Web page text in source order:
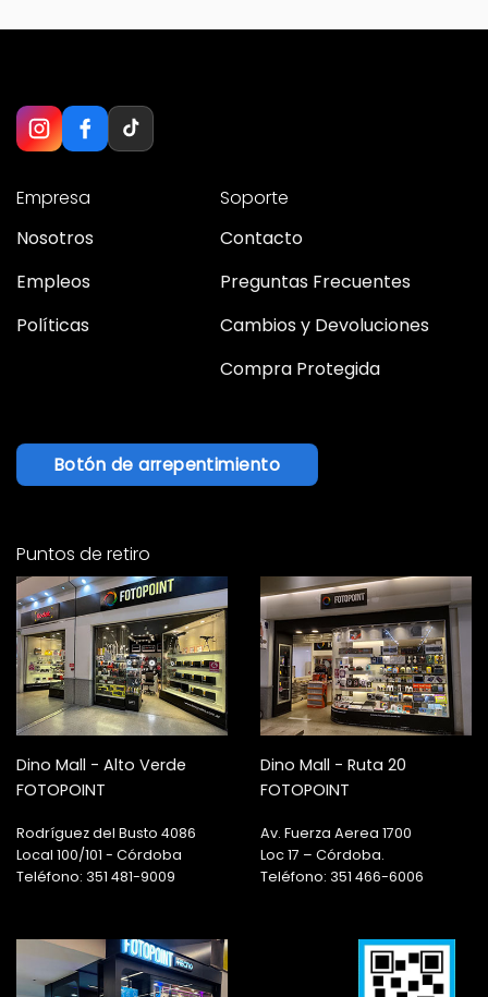
Empresa
Nosotros
Empleos
Políticas
Soporte
Contacto
Preguntas Frecuentes
Cambios y Devoluciones
Compra Protegida
Botón de arrepentimiento
Puntos de retiro
Dino Mall - Alto Verde
FOTOPOINT
Rodríguez del Busto 4086
Local 100/101 - Córdoba
Teléfono: 351 481-9009
Dino Mall - Ruta 20
FOTOPOINT
Av. Fuerza Aerea 1700
Loc 17 – Córdoba.
Teléfono: 351 466-6006